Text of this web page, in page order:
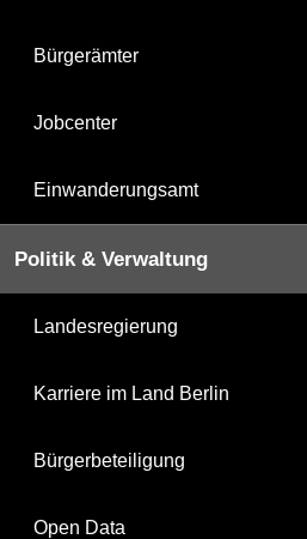
Bürgerämter
Jobcenter
Einwanderungsamt
Politik & Verwaltung
Landesregierung
Karriere im Land Berlin
Bürgerbeteiligung
Open Data